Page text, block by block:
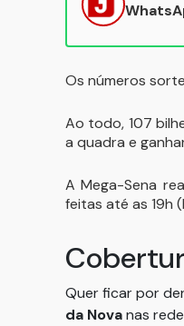
Os números
Ao todo, 107
a quadra e
A Mega-Sena
feitas até as 19h
Quer ficar por
da Novanas